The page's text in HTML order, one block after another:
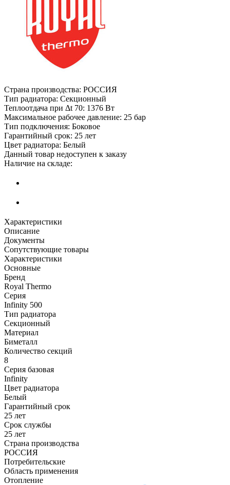
Страна производства: РОССИЯ
Тип радиатора: Секционный
Теплоотдача при Δt 70: 1376 Вт
Максимальное рабочее давление: 25 бар
Тип подключения: Боковое
Гарантийный срок: 25 лет
Цвет радиатора: Белый
Данный товар недоступен к заказу
Наличие на складе:
Характеристики
Описание
Документы
Сопутствующие товары
Характеристики
Основные
Бренд
Royal Thermo
Серия
Infinity 500
Тип радиатора
Секционный
Материал
Биметалл
Количество секций
8
Серия базовая
Infinity
Цвет радиатора
Белый
Гарантийный срок
25 лет
Срок службы
25 лет
Страна производства
РОССИЯ
Потребительские
Область применения
Отопление